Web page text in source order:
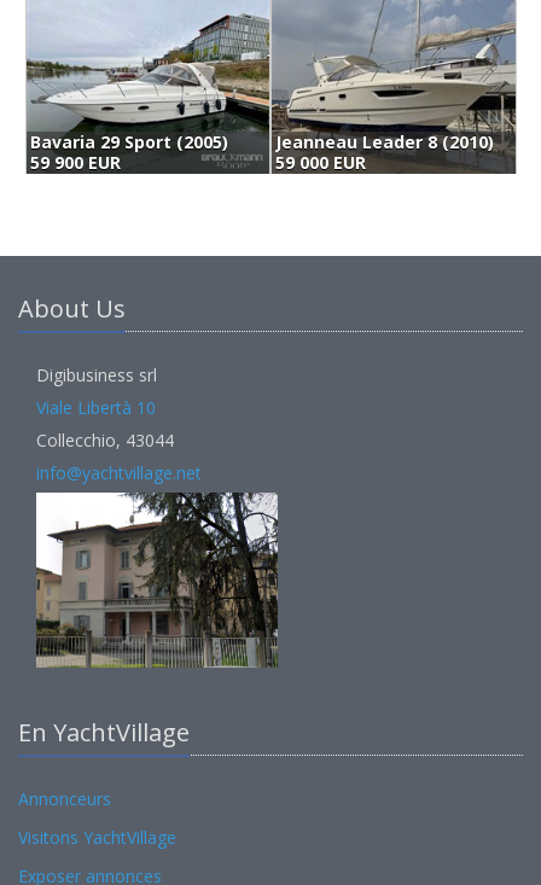
Bavaria 29 Sport (2005)
59 900 EUR
Jeanneau Leader 8 (2010)
59 000 EUR
About Us
Digibusiness srl
Viale Libertà 10
Collecchio, 43044
info@yachtvillage.net
En YachtVillage
Annonceurs
Visitons YachtVillage
Exposer annonces